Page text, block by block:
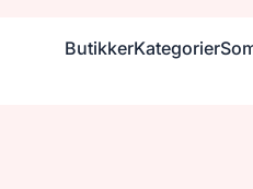
ButikkerKategorier